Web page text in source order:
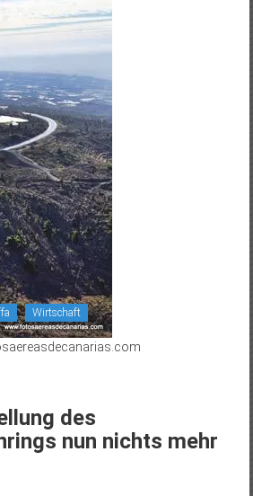
Wirtschaft
des
nun nichts mehr